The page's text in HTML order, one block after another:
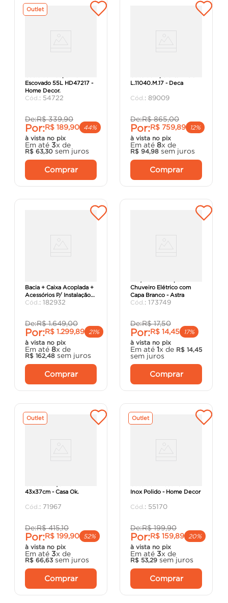
Outlet
Escovado 55L HD47217 -
Home Decor.
: 54722
De:R$ 339,90
Por:R$ 189,90
44%
à vista no pix
Em até 3x de
R$ 63,30 sem juros
Comprar
L.11040.M.17 - Deca
: 89009
De:R$ 865,00
Por:R$ 759,89
12%
à vista no pix
Em até 8x de
R$ 94,98 sem juros
Comprar
Bacia + Caixa Acoplada +
Acessórios P/ Instalação
3/6L JA041 - Qualiz
: 182932
De:R$ 1.649,00
Por:R$ 1.299,89
21%
à vista no pix
Em até 8x de
R$ 162,48 sem juros
Comprar
Chuveiro Elétrico com
Capa Branco - Astra
: 173749
De:R$ 17,50
Por:R$ 14,45
17%
à vista no pix
Em até 1x de R$ 14,45
sem juros
Comprar
Outlet
43x37cm - Casa Ok.
: 71967
De:R$ 415,10
Por:R$ 199,90
52%
à vista no pix
Em até 3x de
R$ 66,63 sem juros
Comprar
Outlet
Inox Polido - Home Decor
: 55170
De:R$ 199,90
Por:R$ 159,89
20%
à vista no pix
Em até 3x de
R$ 53,29 sem juros
Comprar